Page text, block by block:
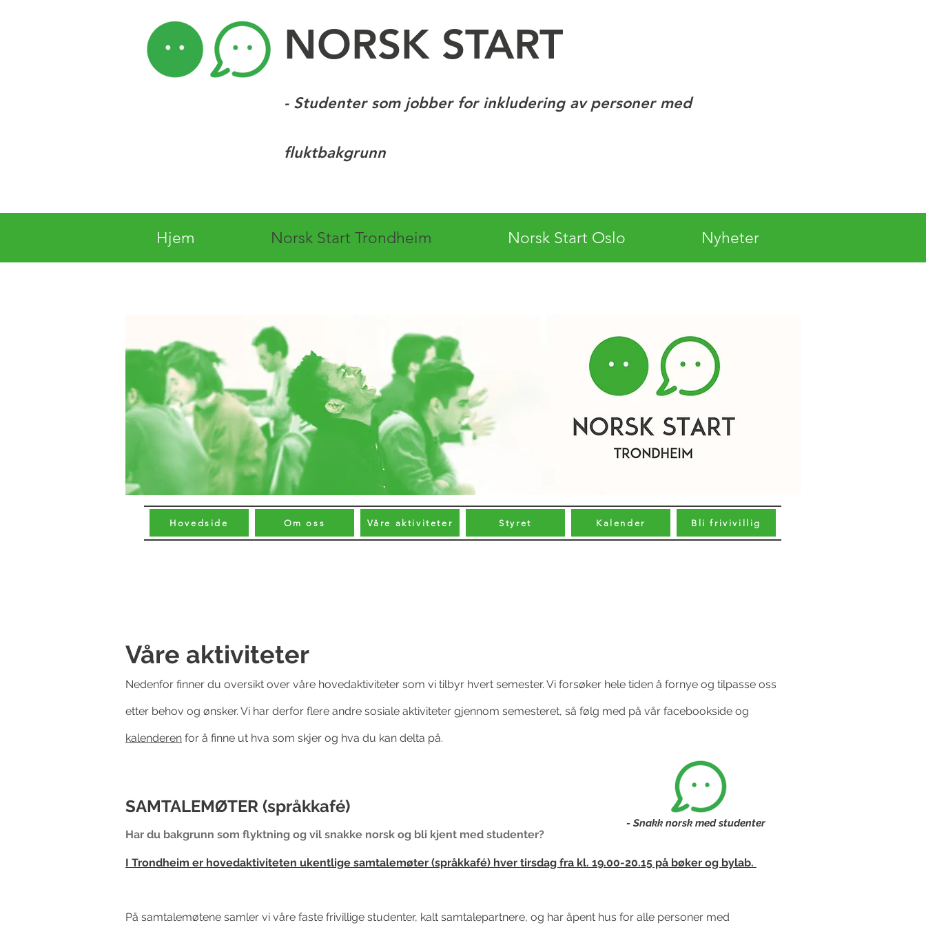
NORSK START
- Studenter som jobber for inkludering av personer med
fluktbakgrunn
Hovedside Om oss Våre aktiviteter Styret Kalender Bli frivivillig
Våre aktiviteter
Nedenfor finner du oversikt over våre hovedaktiviteter som vi tilbyr hvert semester. Vi forsøker hele tiden å fornye og tilpasse oss
etter behov og ønsker. Vi har derfor flere andre sosiale aktiviteter gjennom semesteret, så følg med på vår facebookside og
kalenderen for å finne ut hva som skjer og hva du kan delta på.
SAMTALEMØTER (språkkafé)
Har du bakgrunn som flyktning og vil snakke norsk og bli kjent med studenter?
I Trondheim er hovedaktiviteten ukentlige samtalemøter (språkkafé) hver tirsdag fra kl. 19.00-20.15 på bøker og bylab.
På samtalemøtene samler vi våre faste frivillige studenter, kalt samtalepartnere, og har åpent hus for alle personer med
- Snakk norsk med studenter
Hjem Norsk Start Trondheim Norsk Start Oslo Nyheter